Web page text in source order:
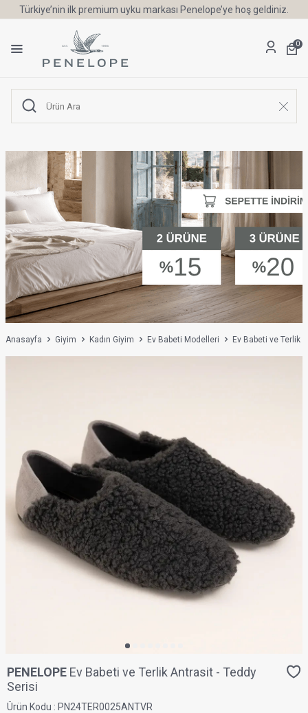
Türkiye’nin ilk premium uyku markası Penelope’ye hoş geldiniz.
0
Anasayfa Giyim Kadın Giyim Ev Babeti Modelleri Ev Babeti ve Terlik
PENELOPE Ev Babeti ve Terlik Antrasit - Teddy
Serisi
Ürün Kodu : PN24TER0025ANTVR